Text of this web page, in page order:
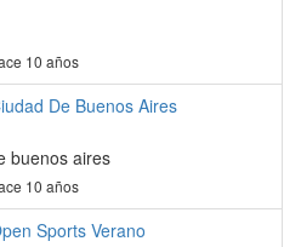
10 años
De Buenos Aires
buenos aires
10 años
Sports Verano